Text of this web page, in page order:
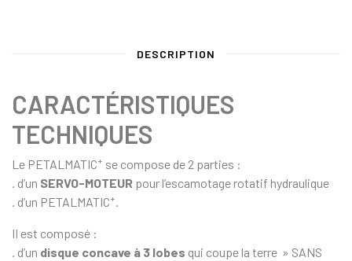
DESCRIPTION
CARACTÉRISTIQUES
TECHNIQUES
Le PETALMATIC+ se compose de 2 parties :
. d’un SERVO-MOTEUR pour l’escamotage rotatif hydraulique
. d’un PETALMATIC+.
II est composé :
. d’un disque concave à 3 lobes qui coupe la terre » SANS